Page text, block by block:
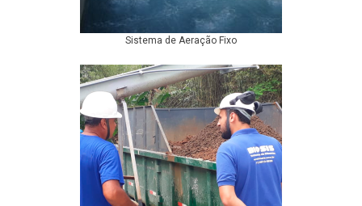
Sistema de Aeração Fixo